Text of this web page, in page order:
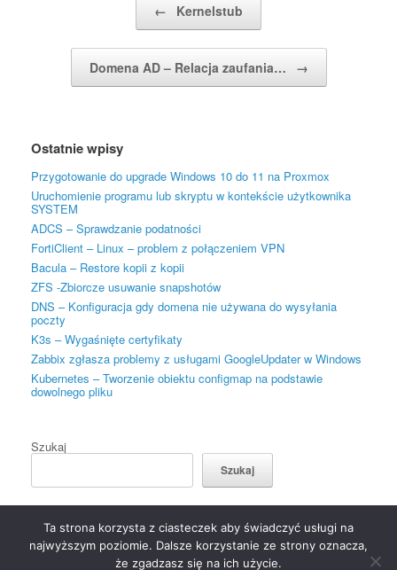
← Kernelstub
Domena AD – Relacja zaufania… →
Ostatnie wpisy
Przygotowanie do upgrade Windows 10 do 11 na Proxmox
Uruchomienie programu lub skryptu w kontekście użytkownika
SYSTEM
ADCS – Sprawdzanie podatności
FortiClient – Linux – problem z połączeniem VPN
Bacula – Restore kopii z kopii
ZFS -Zbiorcze usuwanie snapshotów
DNS – Konfiguracja gdy domena nie używana do wysyłania
poczty
K3s – Wygaśnięte certyfikaty
Zabbix zgłasza problemy z usługami GoogleUpdater w Windows
Kubernetes – Tworzenie obiektu configmap na podstawie
dowolnego pliku
Szukaj
Szukaj
Ta strona korzysta z ciasteczek aby świadczyć usługi na
najwyższym poziomie. Dalsze korzystanie ze strony oznacza,
że zgadzasz się na ich użycie.